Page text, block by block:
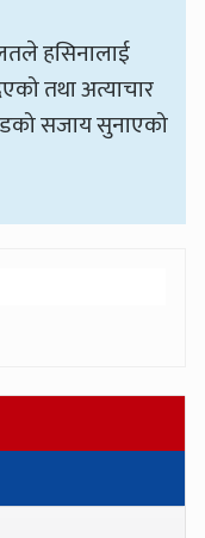
हसिनालाई
तथा अत्याचार
सजाय सुनाएको